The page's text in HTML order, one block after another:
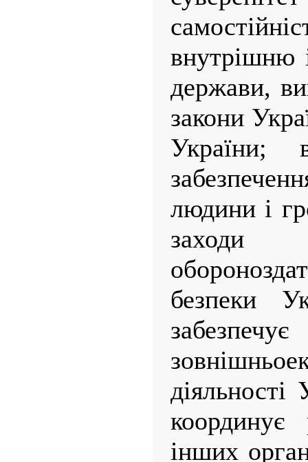
внутрішню
держави,
закони
України;
людини і
заходи
безпеки
діяльності
координує
інших